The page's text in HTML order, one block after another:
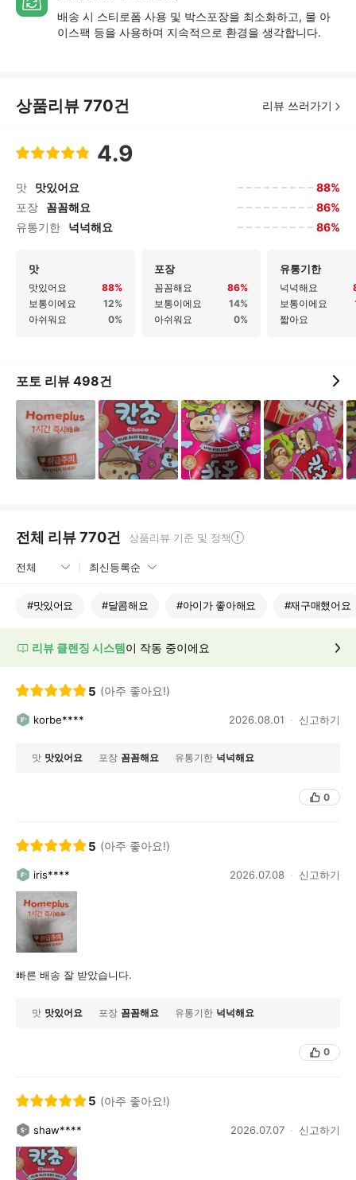
배송 시 스티로폼 사용 및 박스포장을 최소화하고, 물 아
이스팩 등을 사용하며 지속적으로 환경을 생각합니다.
상품리뷰 770건 리뷰 쓰러가기
4.9
맛 맛있어요
88%
포장
꼼꼼해요
86%
유통기한
넉넉해요 86%
맛
맛있어요
88%
보통이에요
12%
아쉬워요
0%
포장
꼼꼼해요
86%
보통이에요
14%
아쉬워요
0%
유통기한
넉넉해요
보통이에요
짧아요
포토 리뷰 498건
전체 리뷰770건 상품리뷰 기준 및 정책
#맛있어요 #달콤해요 #아이가 좋아해요 #재구매했어요
리뷰 클렌징 시스템이 작동 중이에요
5 (아주 좋아요!)
korbe**** 2026.08.01 신고하기
맛 맛있어요 포장 꼼꼼해요 유통기한 넉넉해요
0
5 (아주 좋아요!)
iris**** 2026.07.08 신고하기
빠른 배송 잘 받았습니다.
맛 맛있어요 포장 꼼꼼해요 유통기한 넉넉해요
0
5 (아주 좋아요!)
shaw**** 2026.07.07 신고하기